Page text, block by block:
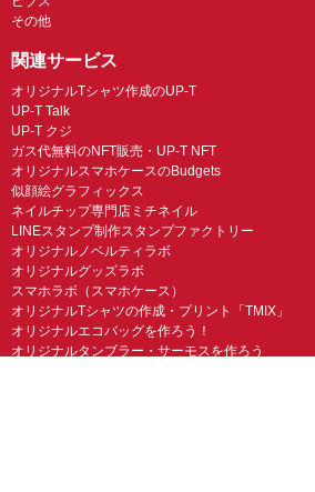
その他
関連サービス
オリジナルTシャツ作成のUP-T
UP-T Talk
UP-T クジ
ガス代無料のNFT販売・UP-T NFT
オリジナルスマホケースのBudgets
似顔絵グラフィックス
ネイルチップ専門店ミチネイル
LINEスタンプ制作スタンプファクトリー
オリジナルノベルティラボ
オリジナルグッズラボ
スマホラボ（スマホケース）
オリジナルTシャツの作成・プリント「TMIX」
オリジナルエコバッグを作ろう！
オリジナルタンブラー・サーモスを作ろう